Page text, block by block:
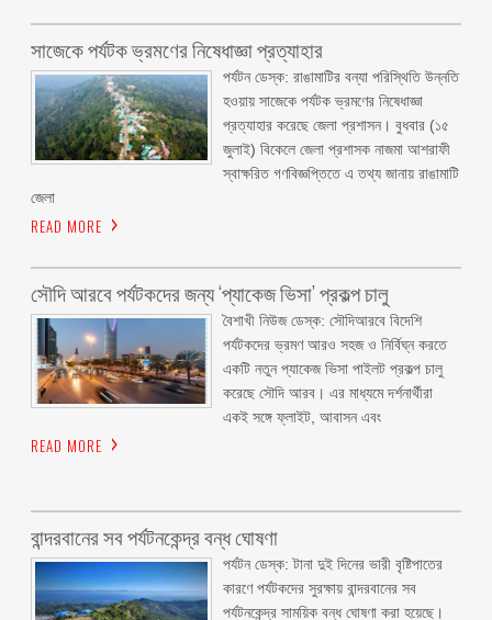
সাজেকে পর্যটক ভ্রমণের নিষেধাজ্ঞা প্রত্যাহার
পর্যটন ডেস্ক: রাঙামাটির বন্যা পরিস্থিতি উন্নতি
হওয়ায় সাজেকে পর্যটক ভ্রমণের নিষেধাজ্ঞা
প্রত্যাহার করেছে জেলা প্রশাসন। বুধবার (১৫
জুলাই) বিকেলে জেলা প্রশাসক নাজমা আশরাফী
স্বাক্ষরিত গণবিজ্ঞপ্তিতে এ তথ্য জানায় রাঙামাটি
জেলা
READ MORE
সৌদি আরবে পর্যটকদের জন্য ‘প্যাকেজ ভিসা’ প্রকল্প চালু
বৈশাখী নিউজ ডেস্ক: সৌদিআরবে বিদেশি
পর্যটকদের ভ্রমণ আরও সহজ ও নির্বিঘ্ন করতে
একটি নতুন প্যাকেজ ভিসা পাইলট প্রকল্প চালু
করেছে সৌদি আরব। এর মাধ্যমে দর্শনার্থীরা
একই সঙ্গে ফ্লাইট, আবাসন এবং
READ MORE
বান্দরবানের সব পর্যটনকেন্দ্র বন্ধ ঘোষণা
পর্যটন ডেস্ক: টানা দুই দিনের ভারী বৃষ্টিপাতের
কারণে পর্যটকদের সুরক্ষায় বান্দরবানের সব
পর্যটনকেন্দ্র সাময়িক বন্ধ ঘোষণা করা হয়েছে।